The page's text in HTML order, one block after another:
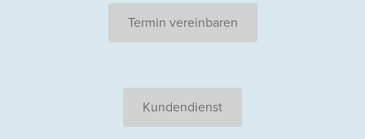
Termin vereinbaren
Kundendienst